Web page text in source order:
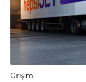
Girişim